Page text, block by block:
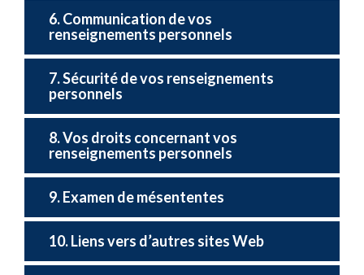
6. Communication de vos
renseignements personnels
7. Sécurité de vos renseignements
personnels
8. Vos droits concernant vos
renseignements personnels
9. Examen de mésententes
10. Liens vers d’autres sites Web